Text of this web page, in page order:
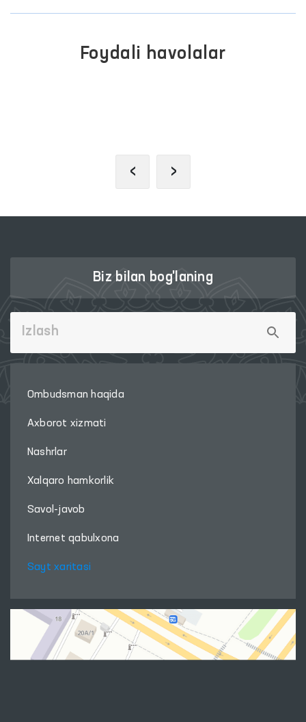
Foydali havolalar
‹ ›
Biz bilan bog'laning
Ombudsman haqida
Axborot xizmati
Nashrlar
Xalqaro hamkorlik
Savol-javob
Internet qabulxona
Sayt xaritasi